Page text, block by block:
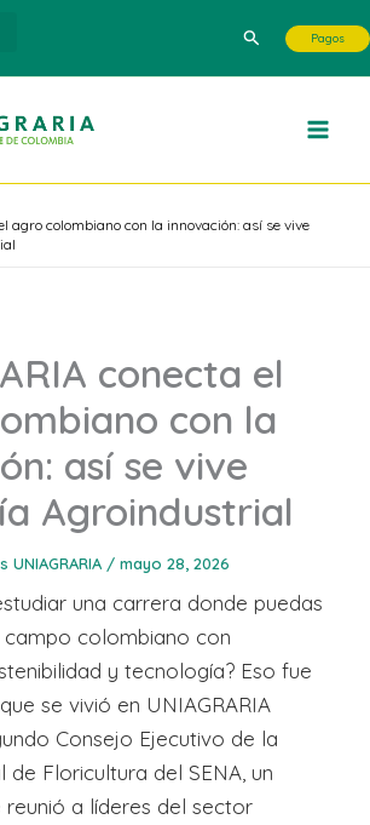
Buscar Pagos
agro colombiano con la innovación: así se vive
conecta el
con la
así se vive
Agroindustrial
/ mayo 28, 2026
una carrera donde puedas
colombiano con
y tecnología? Eso fue
se vivió en UNIAGRARIA
Consejo Ejecutivo de la
de Floricultura del SENA, un
reunió a líderes del sector